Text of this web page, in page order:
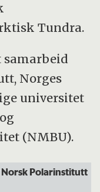
Tundra.
samarbeid
Norges
universitet
(NMBU).
Polarinstitutt